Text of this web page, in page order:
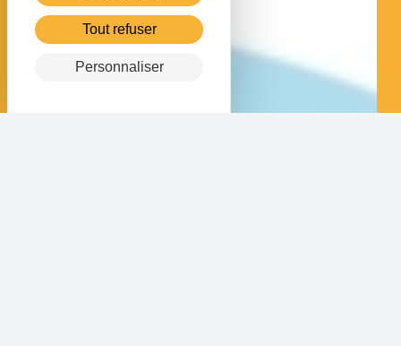
Tout refuser
Personnaliser